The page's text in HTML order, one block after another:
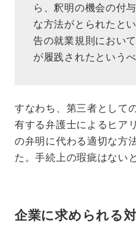
ら、釈明の機会の付
な方法がとられたと
告の就業規則におい
が履践されたという
すなわち、第三者として
有する弁護士によるヒア
の弁明に代わる適切な方
た。手続上の瑕疵はない
企業に求められる